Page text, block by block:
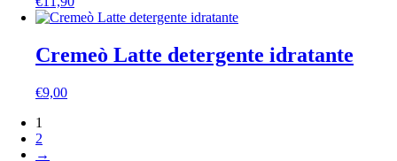
Cremeò Latte detergente idratante
€9,00
1
2
→